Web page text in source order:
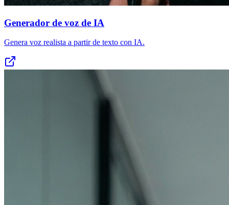
Generador de voz de IA
Genera voz realista a partir de texto con IA.